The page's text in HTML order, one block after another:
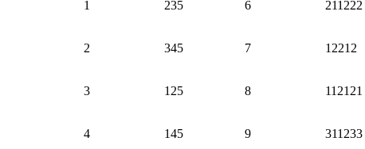
1 235 6 211222
2 345 7 12212
3 125 8 112121
4 145 9 311233